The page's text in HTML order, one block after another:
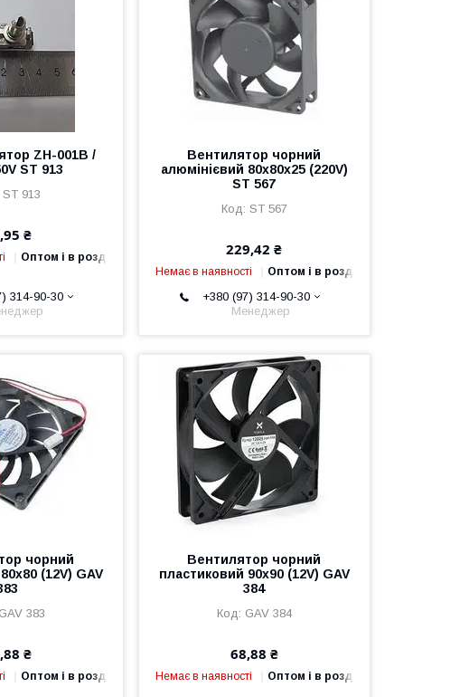
ZH-001B /
ST 913
ST 913
₴
Оптом і в роздріб
314-90-30
Вентилятор чорний
алюмінієвий 80х80х25 (220V)
ST 567
ST 567
229,42 ₴
Немає в наявності Оптом і в роздріб
+380 (97) 314-90-30
Менеджер
чорний
(12V) GAV
GAV 383
₴
Оптом і в роздріб
Вентилятор чорний
пластиковий 90х90 (12V) GAV
384
GAV 384
68,88 ₴
Немає в наявності Оптом і в роздріб